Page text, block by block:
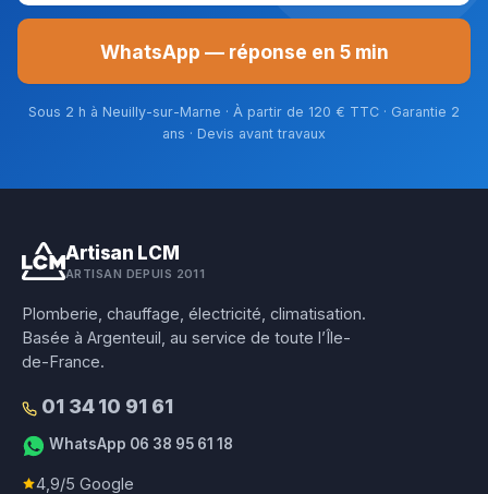
WhatsApp — réponse en 5 min
Sous 2 h à Neuilly-sur-Marne · À partir de 120 € TTC · Garantie 2
ans · Devis avant travaux
Artisan LCM
ARTISAN DEPUIS 2011
Plomberie, chauffage, électricité, climatisation.
Basée à Argenteuil, au service de toute l’Île-
de-France.
01 34 10 91 61
WhatsApp 06 38 95 61 18
4,9/5 Google